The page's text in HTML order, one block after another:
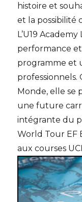
histoire et
et la possibilité
L’U19
performance
programme et
professionnels.
Monde, elle se
une future
intégrante du
World Tour EF
aux courses